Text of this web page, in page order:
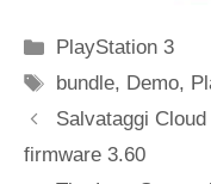
Categorie
PlayStation 3
Tag
bundle, Demo,
Salvataggi
firmware 3.60